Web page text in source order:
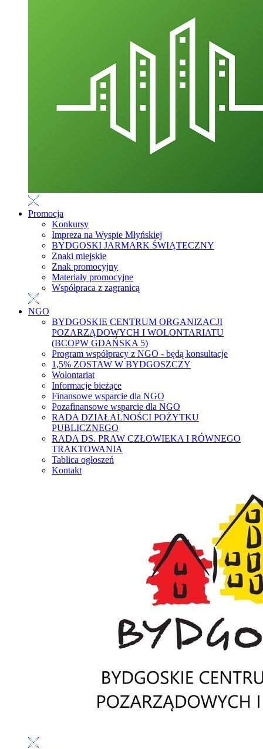
Promocja
Konkursy
Impreza na Wyspie Młyńskiej
BYDGOSKI JARMARK ŚWIĄTECZNY
Znaki miejskie
Znak promocyjny
Materiały promocyjne
Współpraca z zagranicą
NGO
BYDGOSKIE CENTRUM ORGANIZACJI
POZARZĄDOWYCH I WOLONTARIATU
(BCOPW GDAŃSKA 5)
Program współpracy z NGO - będą konsultacje
1,5% ZOSTAW W BYDGOSZCZY
Wolontariat
Informacje bieżące
Finansowe wsparcie dla NGO
Pozafinansowe wsparcie dla NGO
RADA DZIAŁALNOŚCI POŻYTKU
PUBLICZNEGO
RADA DS. PRAW CZŁOWIEKA I RÓWNEGO
TRAKTOWANIA
Tablica ogłoszeń
Kontakt